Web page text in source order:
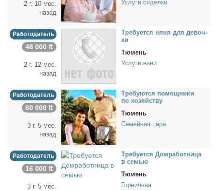
2 г. 10 мес.
назад
Услуги сиделки
Работодатель
48 000 ₶
2 г. 12 мес.
назад
Тре­бу­ет­ся ня­ня для де­воч­
ки
Тюмень
Услуги няни
Работодатель
60 000 ₶
3 г. 5 мес.
назад
Тре­бу­ют­ся по­мощ­ни­ки
по хо­зяй­ству
Тюмень
Семейная пара
Работодатель
16 000 ₶
3 г. 5 мес.
Тре­бу­ет­ся Дом­ра­бот­ни­ца
в се­мью
Тюмень
Горничная